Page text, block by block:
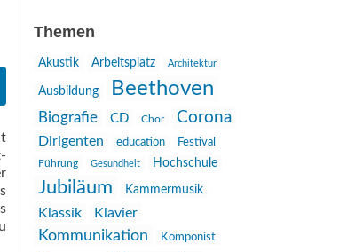
Themen
Akustik Arbeitsplatz Architektur
Ausbildung Beethoven
Biografie CD Chor Corona
Dirigenten education
Festival
Führung
Gesundheit Hochschule
Jubiläum Kammermusik
Klassik Klavier
Kommunikation Komponist